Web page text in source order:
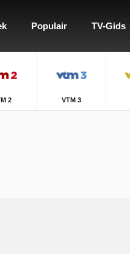
Populair TV-Gids
2 VTM 3